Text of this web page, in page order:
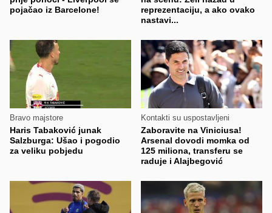
pojačao iz Barcelone!
reprezentaciju, a ako ovako
nastavi...
Bravo majstore
Haris Tabaković junak
Salzburga: Ušao i pogodio
za veliku pobjedu
Kontakti su uspostavljeni
Zaboravite na Viniciusa!
Arsenal dovodi momka od
125 miliona, transferu se
raduje i Alajbegović